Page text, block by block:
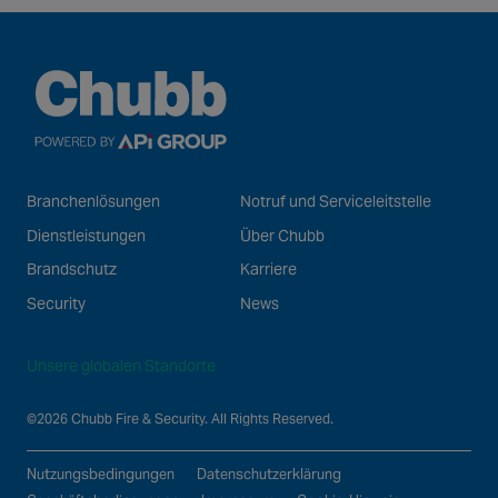
Branchenlösungen
Dienstleistungen
Brandschutz
Security
Notruf und Serviceleitstelle
Über Chubb
Karriere
News
Unsere globalen Standorte
©2026 Chubb Fire & Security. All Rights Reserved.
Nutzungsbedingungen
Datenschutzerklärung